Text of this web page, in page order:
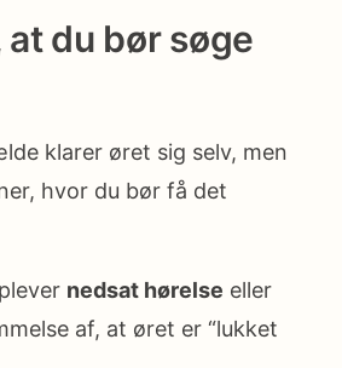
at du bør søge
klarer øret sig selv, men
hvor du bør få det
nedsat hørelse eller
af, at øret er “lukket